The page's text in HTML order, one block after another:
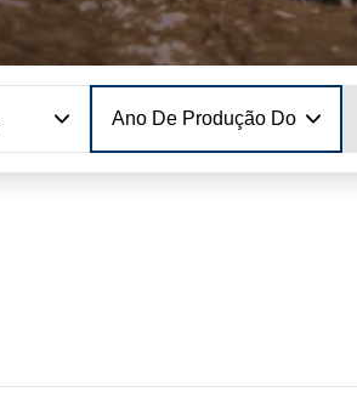
Ano De Produção Do Modelo